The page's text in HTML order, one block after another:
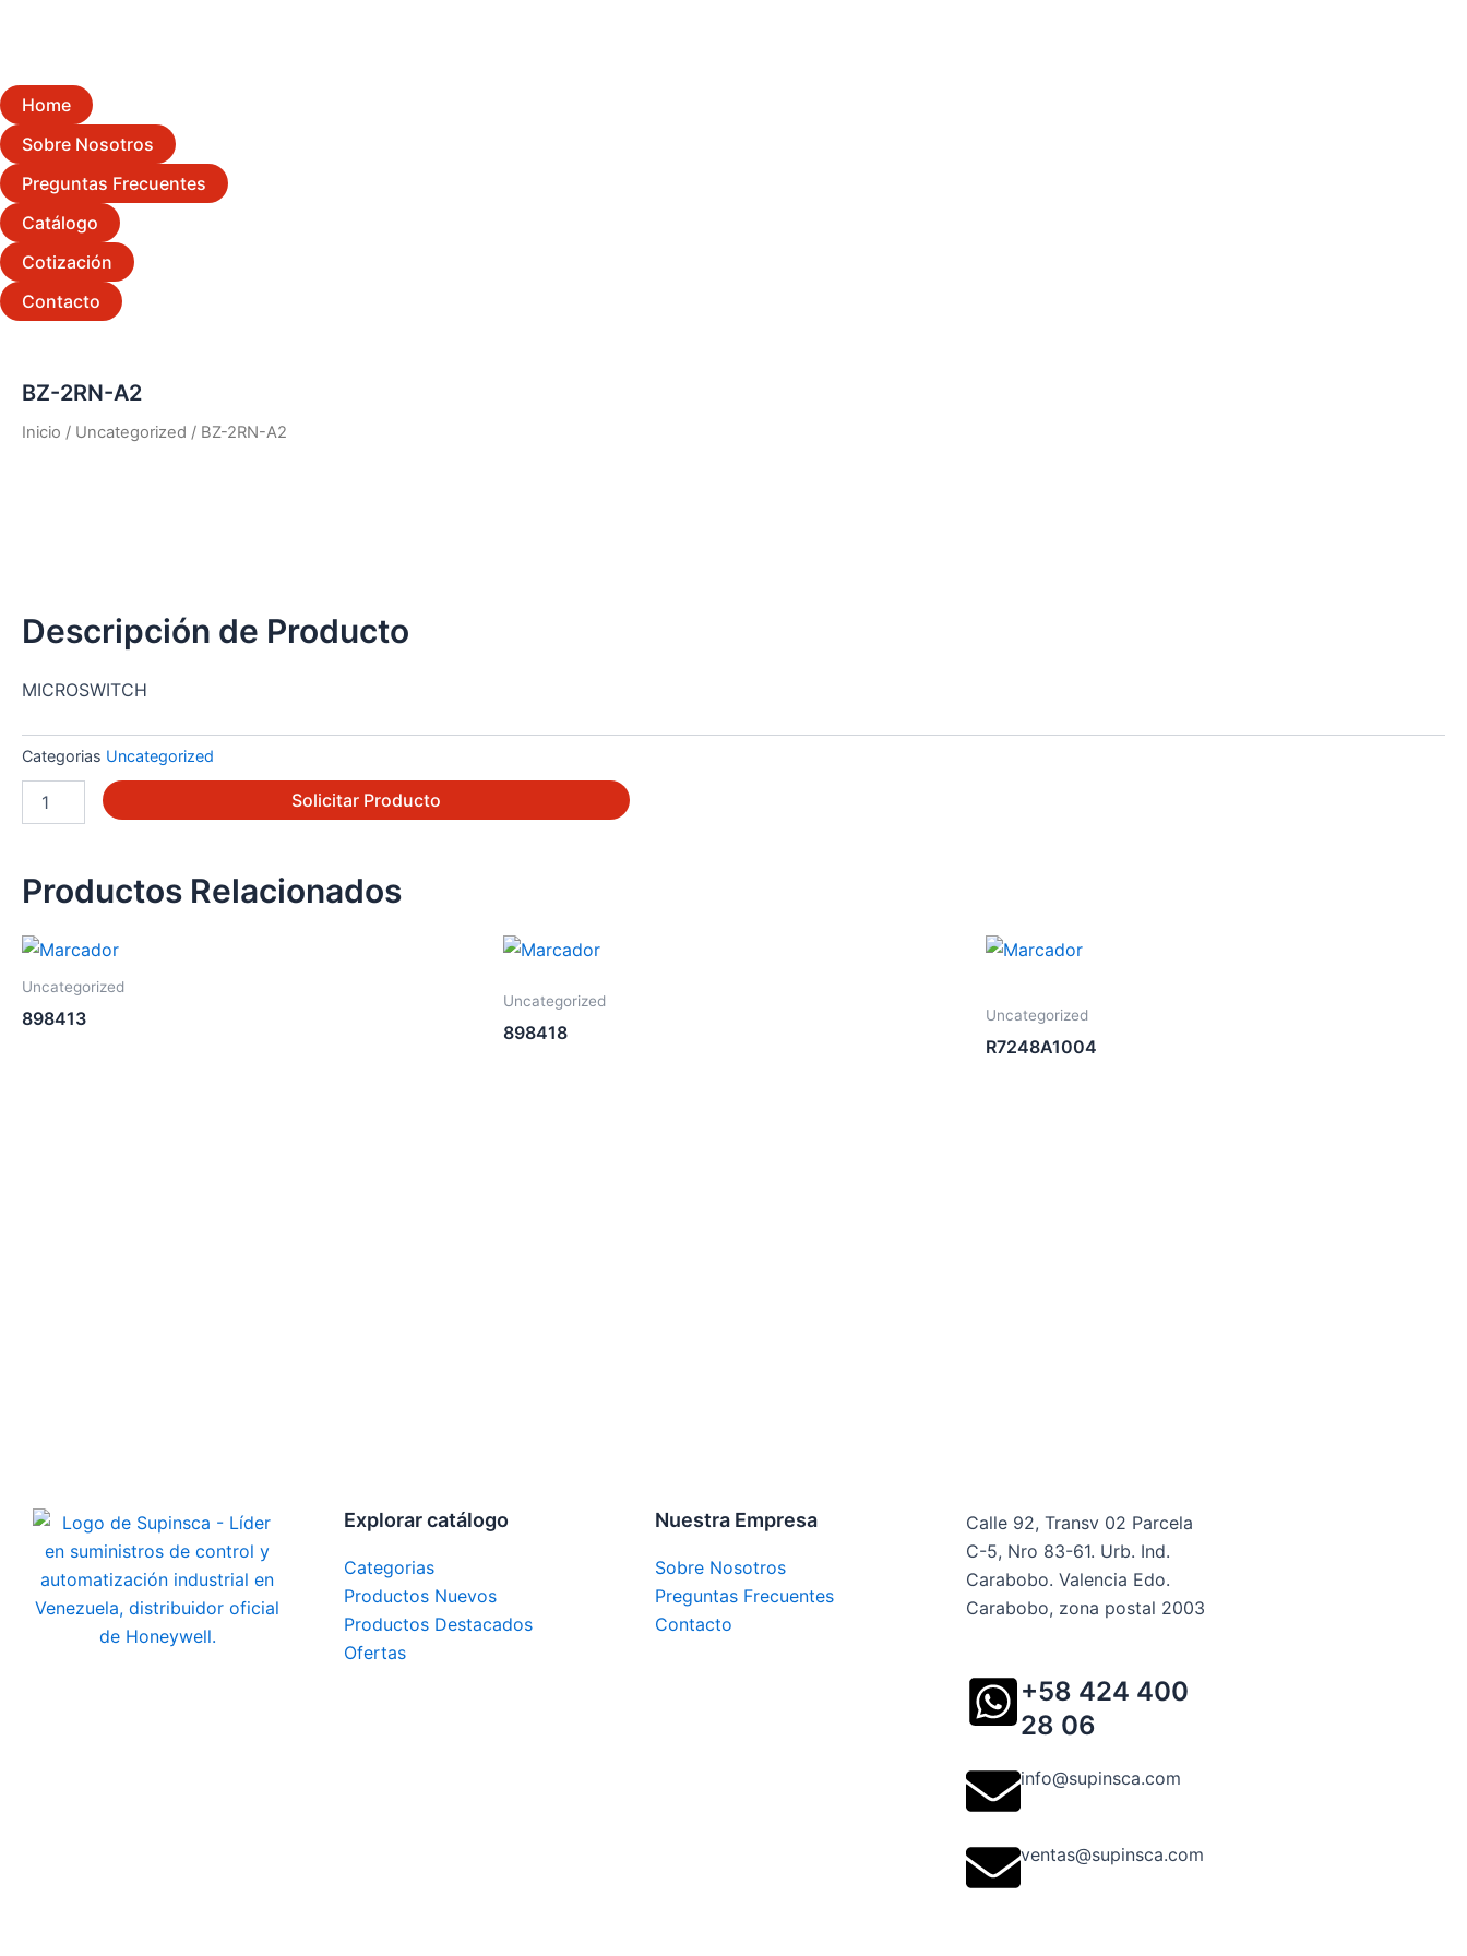
Home
Sobre Nosotros
Preguntas Frecuentes
Catálogo
Cotización
Contacto
BZ-2RN-A2
Inicio / Uncategorized / BZ-2RN-A2
Descripción de Producto
MICROSWITCH
Categorias Uncategorized
2RN-
Solicitar Producto
Productos Relacionados
Uncategorized
898413
Uncategorized
898418
Uncategorized
R7248A1004
Explorar catálogo
Categorias
Productos Nuevos
Productos Destacados
Ofertas
Nuestra Empresa
Sobre Nosotros
Preguntas Frecuentes
Contacto
Calle 92, Transv 02 Parcela
C-5, Nro 83-61. Urb. Ind.
Carabobo. Valencia Edo.
Carabobo, zona postal 2003
+58 424 400
28 06
info@supinsca.com
ventas@supinsca.com